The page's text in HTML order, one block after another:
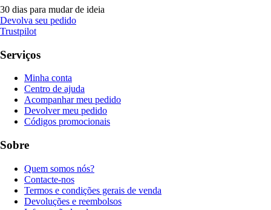
30 dias para mudar de ideia
Devolva seu pedido
Trustpilot
Serviços
Minha conta
Centro de ajuda
Acompanhar meu pedido
Devolver meu pedido
Códigos promocionais
Sobre
Quem somos nós?
Contacte-nos
Termos e condições gerais de venda
Devoluções e reembolsos